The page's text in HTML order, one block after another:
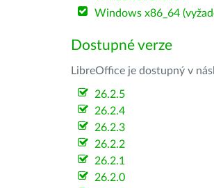
Windows x86_64
Dostupné verze
LibreOffice je dostupný v
26.2.5
26.2.4
26.2.3
26.2.2
26.2.1
26.2.0